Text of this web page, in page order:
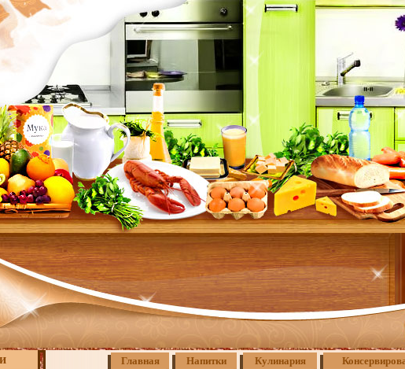
Главная Напитки Кулинария